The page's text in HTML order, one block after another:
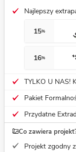
Najlepszy
15%
16%
TYLKO U NAS!
Pakiet
Przydatne
Co zawiera
Projekt zgodny